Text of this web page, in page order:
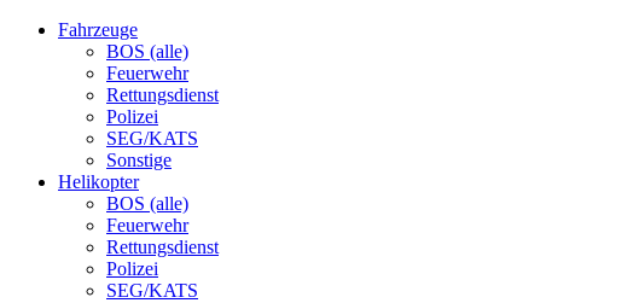
Fahrzeuge
BOS (alle)
Feuerwehr
Rettungsdienst
Polizei
SEG/KATS
Sonstige
Helikopter
BOS (alle)
Feuerwehr
Rettungsdienst
Polizei
SEG/KATS